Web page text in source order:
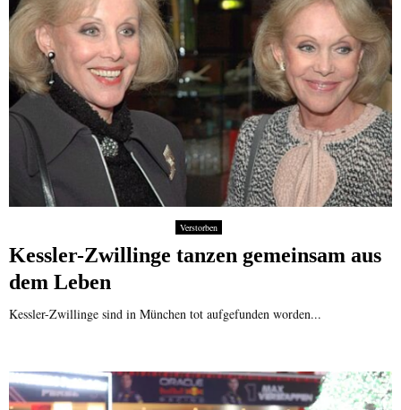
Verstorben
Kessler-Zwillinge tanzen gemeinsam aus
dem Leben
Kessler-Zwillinge sind in München tot aufgefunden worden...